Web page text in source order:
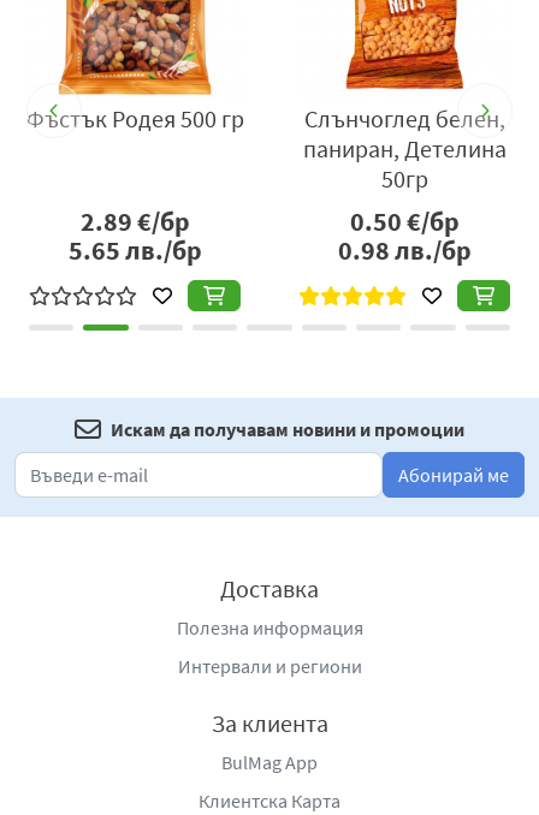
Фъстък Родея 500 гр
2.89€/бр
5.65лв./бр
Слънчоглед белен,
паниран, Детелина
50гр
0.50€/бр
0.98лв./бр
Искам да получавам новини и промоции
Абонирай ме
Доставка
Полезна информация
Интервали и региони
За клиента
BulMag App
Клиентска Карта